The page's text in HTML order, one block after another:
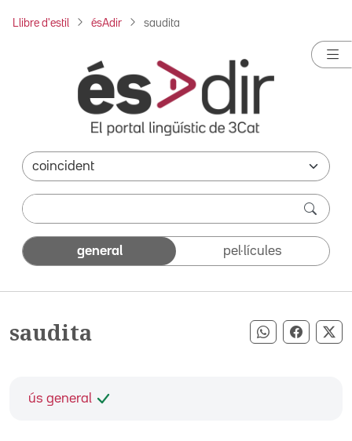
Llibre d'estil ésAdir saudita
general pel·lícules
saudita Compartir
ús general